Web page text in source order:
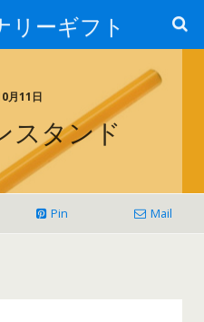
リーギフト
月11日
スタンド
Pin Mail